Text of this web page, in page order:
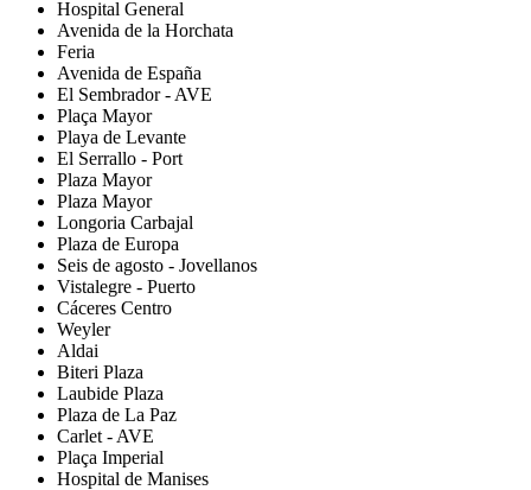
Hospital General
Avenida de la Horchata
Feria
Avenida de España
El Sembrador - AVE
Plaça Mayor
Playa de Levante
El Serrallo - Port
Plaza Mayor
Plaza Mayor
Longoria Carbajal
Plaza de Europa
Seis de agosto - Jovellanos
Vistalegre - Puerto
Cáceres Centro
Weyler
Aldai
Biteri Plaza
Laubide Plaza
Plaza de La Paz
Carlet - AVE
Plaça Imperial
Hospital de Manises